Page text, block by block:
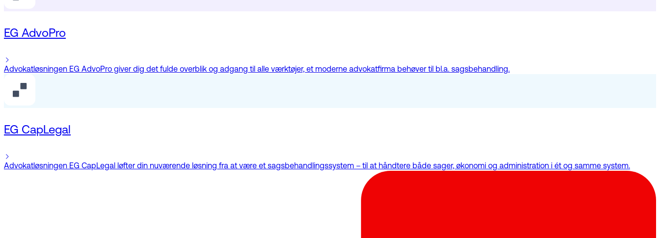
EG AdvoPro
Advokatløsningen EG AdvoPro giver dig det fulde overblik og adgang til alle værktøjer, et moderne advokatfirma behøver til bl.a. sagsbehandling.
EG CapLegal
Advokatløsningen EG CapLegal løfter din nuværende løsning fra at være et sagsbehandlingssystem – til at håndtere både sager, økonomi og administration i ét og samme system.